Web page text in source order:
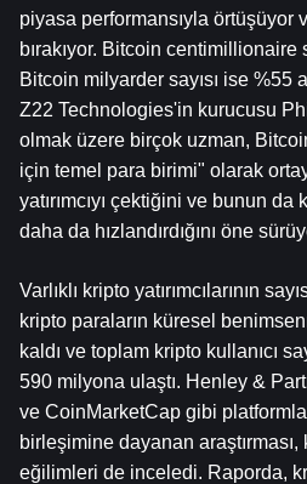
piyasa performansıyla örtüşüyor
bırakıyor. Bitcoin centimillionaire
Bitcoin milyarder sayısı ise %55
Z22 Technologies'in kurucusu
olmak üzere birçok uzman,
için temel para birimi" olarak
yatırımcıyı çektiğini ve bunun da
daha da hızlandırdığını öne
Varlıklı kripto yatırımcılarının
kripto paraların küresel
kaldı ve toplam kripto kullanıcı
590 milyona ulaştı. Henley &
ve CoinMarketCap gibi
birleşimine dayanan
eğilimleri de inceledi. Raporda,